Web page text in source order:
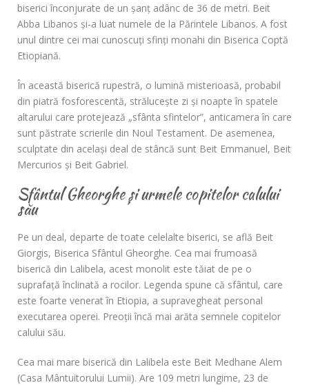
biserici înconjurate de un şanţ adânc de 36 de metri. Beit
Abba Libanos şi-a luat numele de la Părintele Libanos. A fost
unul dintre cei mai cunoscuţi sfinţi monahi din Biserica Coptă
Etiopiană.
În această biserică rupestră, o lumină misterioasă, probabil
din piatră fosforescentă, străluceşte zi şi noapte în spatele
altarului care protejează „sfânta sfintelor”, anticamera în care
sunt păstrate scrierile din Noul Testament. De asemenea,
sculptate din acelaşi deal de stâncă sunt Beit Emmanuel, Beit
Mercurios şi Beit Gabriel.
Sfântul Gheorghe și urmele copitelor calului
său
Pe un deal, departe de toate celelalte biserici, se află Beit
Giorgis, Biserica Sfântul Gheorghe. Cea mai frumoasă
biserică din Lalibela, acest monolit este tăiat de pe o
suprafaţă înclinată a rocilor. Legenda spune că sfântul, care
este foarte venerat în Etiopia, a supravegheat personal
executarea operei. Preoţii încă mai arăta semnele copitelor
calului său.
Cea mai mare biserică din Lalibela este Beit Medhane Alem
(Casa Mântuitorului Lumii). Are 109 metri lungime, 23 de